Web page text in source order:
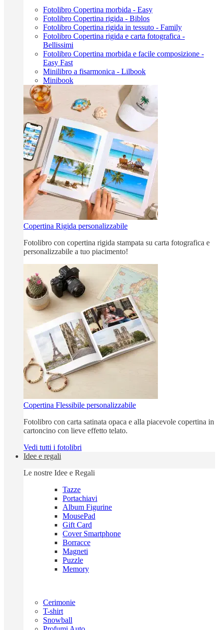
Fotolibro Copertina morbida - Easy
Fotolibro Copertina rigida - Biblos
Fotolibro Copertina rigida in tessuto - Family
Fotolibro Copertina rigida e carta fotografica -
Bellissimi
Fotolibro Copertina morbida e facile composizione -
Easy Fast
Minilibro a fisarmonica - Lilbook
Minibook
Copertina Rigida personalizzabile
Fotolibro con copertina rigida stampata su carta fotografica e
personalizzabile a tuo piacimento!
Copertina Flessibile personalizzabile
Fotolibro con carta satinata opaca e alla piacevole copertina in
cartoncino con lieve effetto telato.
Vedi tutti i fotolibri
Idee e regali
Le nostre Idee e Regali
Tazze
Portachiavi
Album Figurine
MousePad
Gift Card
Cover Smartphone
Borracce
Magneti
Puzzle
Memory
Cerimonie
T-shirt
Snowball